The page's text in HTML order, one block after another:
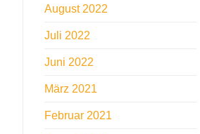
August 2022
Juli 2022
Juni 2022
März 2021
Februar 2021